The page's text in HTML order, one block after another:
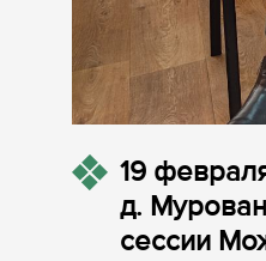
19
д.
сессии